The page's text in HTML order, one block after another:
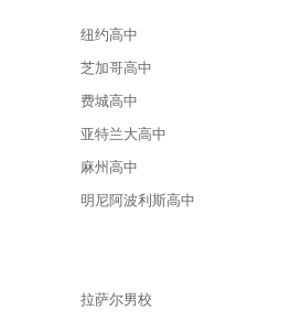
纽约高中
芝加哥高中
费城高中
亚特兰大高中
麻州高中
明尼阿波利斯高中
拉萨尔男校